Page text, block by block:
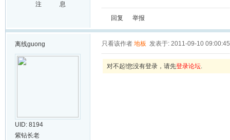
注
息
回复 举报
离线guong
UID: 8194
紫钻长老
只看该作者 地板 发表于: 2011-09-10 09:00:45
对不起!您没有登录，请先登录论坛.